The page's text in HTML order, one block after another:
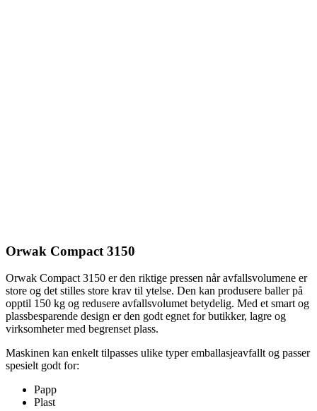
Orwak Compact 3150
Orwak Compact 3150 er den riktige pressen når avfallsvolumene er
store og det stilles store krav til ytelse. Den kan produsere baller på
opptil 150 kg og redusere avfallsvolumet betydelig. Med et smart og
plassbesparende design er den godt egnet for butikker, lagre og
virksomheter med begrenset plass.
Maskinen kan enkelt tilpasses ulike typer emballasjeavfallt og passer
spesielt godt for:
Papp
Plast